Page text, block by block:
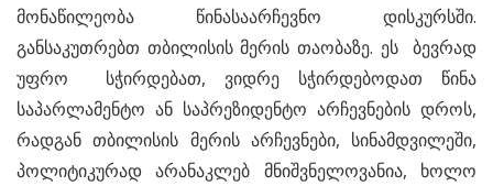
მონაწილეობა წინასაარჩევნო დისკურსში.
განსაკუთრებთ თბილისის მერის თაობაზე. ეს ბევრად
უფრო სჭირდებათ, ვიდრე სჭირდებოდათ წინა
საპარლამენტო ან საპრეზიდენტო არჩევნების დროს,
რადგან თბილისის მერის არჩევნები, სინამდვილეში,
პოლიტიკურად არანაკლებ მნიშვნელოვანია, ხოლო